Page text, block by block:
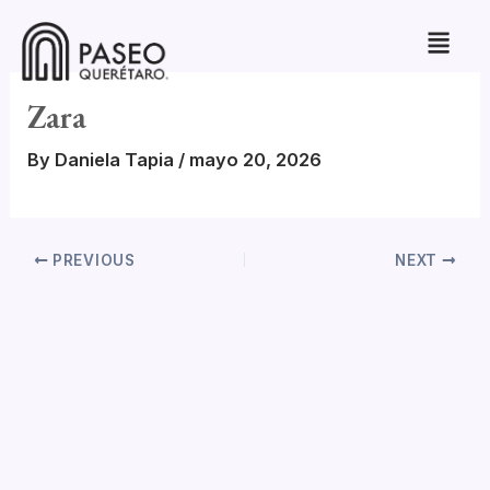
content
Zara
By Daniela Tapia / mayo 20, 2026
PREVIOUS NEXT